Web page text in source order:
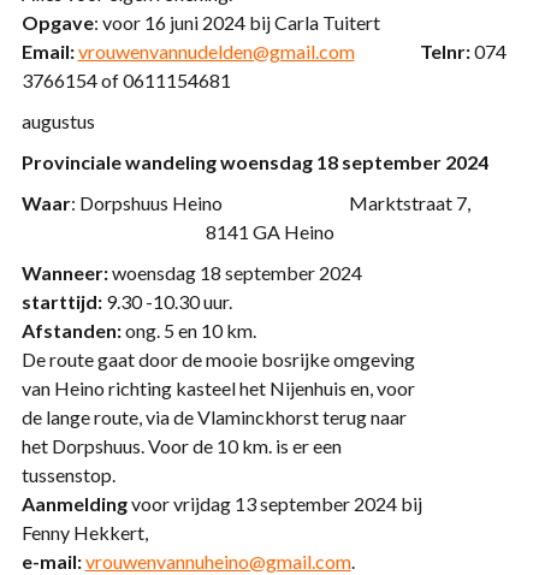
Opgave: voor 16 juni 2024 bij Carla Tuitert
Email:vrouwenvannudelden@gmail.com Telnr:074
3766154 of 0611154681
augustus
Provinciale wandeling woensdag 18 september 2024
Waar: Dorpshuus Heino Marktstraat 7,
8141 GA Heino
Wanneer:woensdag 18 september 2024
starttijd:9.30 -10.30 uur.
Afstanden:ong. 5 en 10 km.
De route gaat door de mooie bosrijke omgeving
van Heino richting kasteel het Nijenhuis en, voor
de lange route, via de Vlaminckhorst terug naar
het Dorpshuus. Voor de 10 km. is er een
tussenstop.
Aanmeldingvoor vrijdag 13 september 2024 bij
Fenny Hekkert,
e-mail:vrouwenvannuheino@gmail.com.